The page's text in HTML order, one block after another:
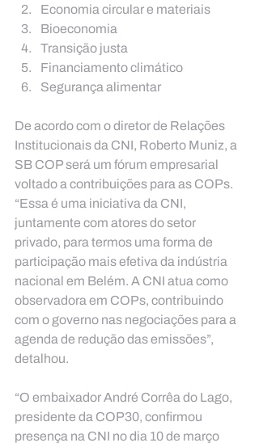
Economia circular e materiais
Bioeconomia
Transição justa
Financiamento climático
Segurança alimentar
De acordo com o diretor de Relações
Institucionais da CNI, Roberto Muniz, a
SB COP será um fórum empresarial
voltado a contribuições para as COPs.
“Essa é uma iniciativa da CNI,
juntamente com atores do setor
privado, para termos uma forma de
participação mais efetiva da indústria
nacional em Belém. A CNI atua como
observadora em COPs, contribuindo
com o governo nas negociações para a
agenda de redução das emissões”,
detalhou.
“O embaixador André Corrêa do Lago,
presidente da COP30, confirmou
presença na CNI no dia 10 de março